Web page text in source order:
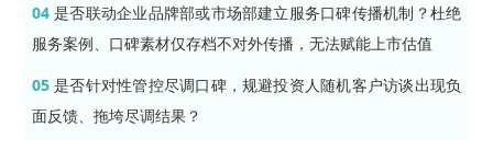
04 是否联动企业品牌部或市场部建立服务口碑传播机制？杜绝
服务案例、口碑素材仅存档不对外传播，无法赋能上市估值
05 是否针对性管控尽调口碑，规避投资人随机客户访谈出现负
面反馈、拖垮尽调结果？